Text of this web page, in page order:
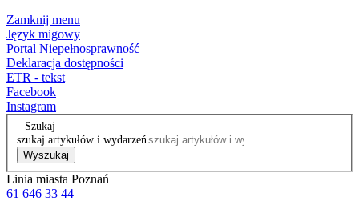
Zamknij menu
Język migowy
Portal Niepełnosprawność
Deklaracja dostępności
ETR - tekst
Facebook
Instagram
Szukaj
szukaj artykułów i wydarzeń
Wyszukaj
Linia miasta Poznań
61 646 33 44